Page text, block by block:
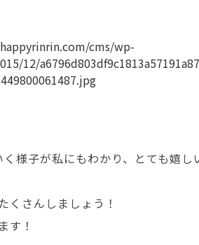
様子が私にもわかり、とても嬉し
くさんしましょう！
す！